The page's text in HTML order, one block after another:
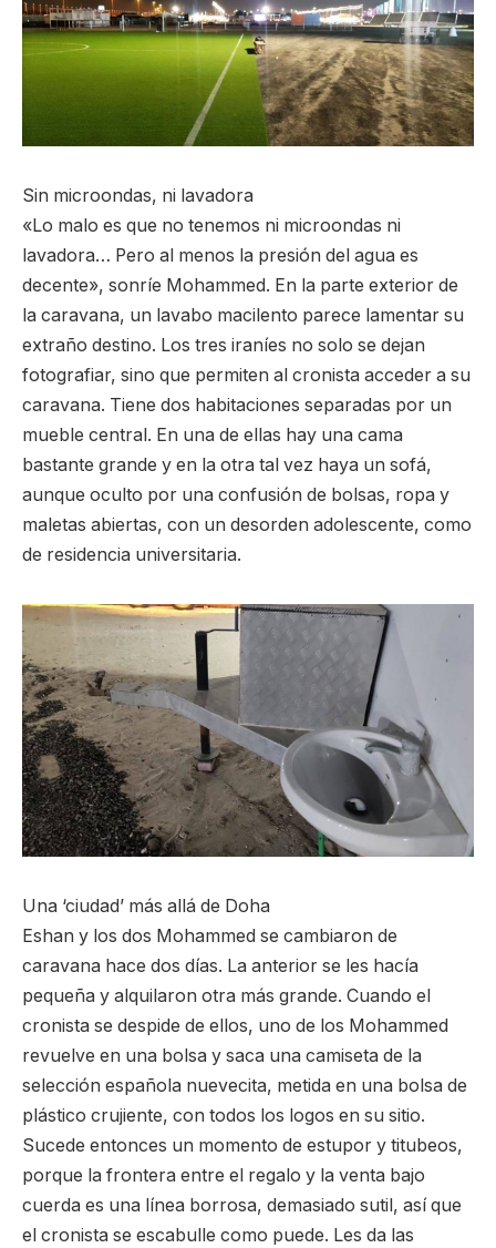
Sin microondas, ni lavadora
«Lo malo es que no tenemos ni microondas ni
lavadora… Pero al menos la presión del agua es
decente», sonríe Mohammed. En la parte exterior de
la caravana, un lavabo macilento parece lamentar su
extraño destino. Los tres iraníes no solo se dejan
fotografiar, sino que permiten al cronista acceder a su
caravana. Tiene dos habitaciones separadas por un
mueble central. En una de ellas hay una cama
bastante grande y en la otra tal vez haya un sofá,
aunque oculto por una confusión de bolsas, ropa y
maletas abiertas, con un desorden adolescente, como
de residencia universitaria.
Una ‘ciudad’ más allá de Doha
Eshan y los dos Mohammed se cambiaron de
caravana hace dos días. La anterior se les hacía
pequeña y alquilaron otra más grande. Cuando el
cronista se despide de ellos, uno de los Mohammed
revuelve en una bolsa y saca una camiseta de la
selección española nuevecita, metida en una bolsa de
plástico crujiente, con todos los logos en su sitio.
Sucede entonces un momento de estupor y titubeos,
porque la frontera entre el regalo y la venta bajo
cuerda es una línea borrosa, demasiado sutil, así que
el cronista se escabulle como puede. Les da las